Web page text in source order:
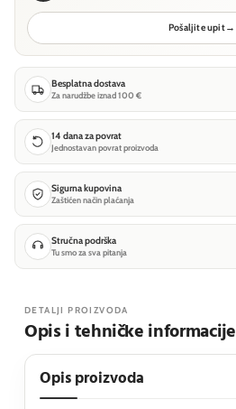
Pošaljite upit→
Besplatna dostava
Za narudžbe iznad 100 €
14 dana za povrat
Jednostavan povrat proizvoda
Sigurna kupovina
Zaštićen način plaćanja
Stručna podrška
Tu smo za sva pitanja
DETALJI PROIZVODA
Opis i tehničke informacije
Opis proizvoda